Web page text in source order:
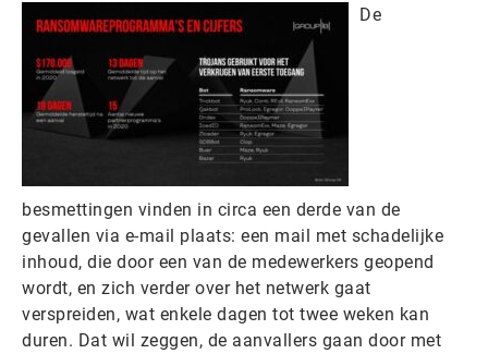
De
besmettingen vinden in circa een derde van de
gevallen via e-mail plaats: een mail met schadelijke
inhoud, die door een van de medewerkers geopend
wordt, en zich verder over het netwerk gaat
verspreiden, wat enkele dagen tot twee weken kan
duren. Dat wil zeggen, de aanvallers gaan door met